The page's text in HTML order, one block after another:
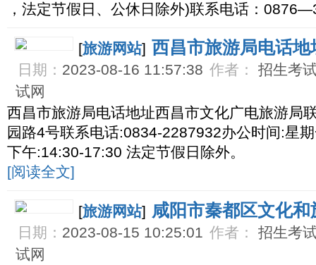
，法定节假日、公休日除外)联系电话：
[旅游网站] 西昌市旅游局电话地
日期： 2023-08-16 11:57:38 作者：
招生考
试网
西昌市旅游局电话地址西昌市文化广电旅游局
园路4号联系电话:0834-2287932办公时间:星
下午:14:30-17:30 法定节假日除外。
[阅读全文]
[旅游网站] 咸阳市秦都区文化
日期： 2023-08-15 10:25:01 作者：
招生考
试网